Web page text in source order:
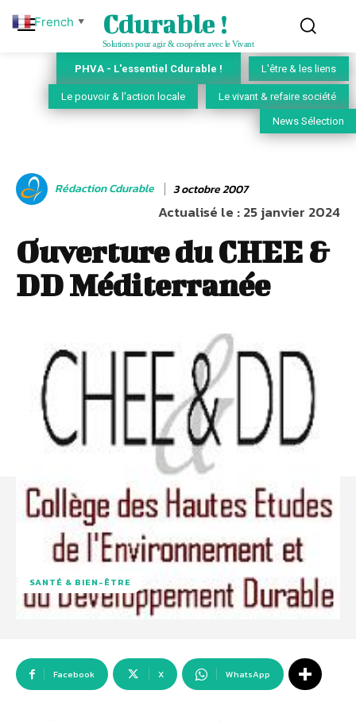
Cdurable !
Solutions pour agir & coopérer avec le Vivant
PHVA - L'essentiel Cdurable ! L'être & les liens
Le pouvoir & l'action locale Le vivant & refaire société
News Sélection
Rédaction Cdurable 3 octobre 2007
Actualisé le :25 janvier 2024
Ouverture du CHEE &
DD Méditerranée
SANTÉ & BIEN-ÊTRE
Facebook X WhatsApp
French ▼